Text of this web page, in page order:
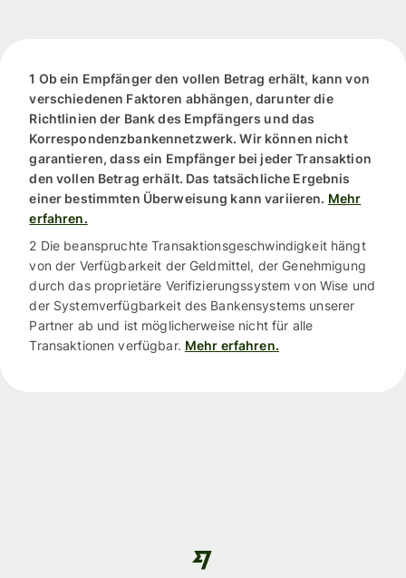
1 Ob ein Empfänger den vollen Betrag erhält, kann von
verschiedenen Faktoren abhängen, darunter die
Richtlinien der Bank des Empfängers und das
Korrespondenzbankennetzwerk. Wir können nicht
garantieren, dass ein Empfänger bei jeder Transaktion
den vollen Betrag erhält. Das tatsächliche Ergebnis
einer bestimmten Überweisung kann variieren. Mehr
erfahren.
2 Die beanspruchte Transaktionsgeschwindigkeit hängt
von der Verfügbarkeit der Geldmittel, der Genehmigung
durch das proprietäre Verifizierungssystem von Wise und
der Systemverfügbarkeit des Bankensystems unserer
Partner ab und ist möglicherweise nicht für alle
Transaktionen verfügbar. Mehr erfahren.